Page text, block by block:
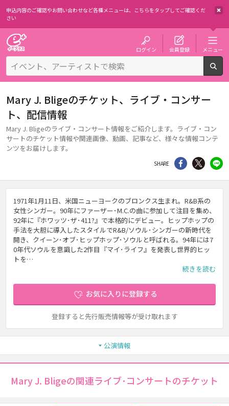
申込内容のご確認やお問い合わせなど各種メニューは、 こちらをタップしてご確認くだ
さい
ログイン 会員登録 メニュー
Mary J. Bligeのチケット、ライブ・コンサー
ト、配信情報
Mary J. Bligeのライブ・コンサート情報をご紹介します。ライブ・コン
サートのチケット情報や関連画像、動画、記事など、様々な情報コンテ
ンツをお届けします。
SHARE シェア Twitter
1971年1月11日、米国ニューヨークのブロンクス生まれ。R&B系の
女性シンガー。90年にファーザー･M.C.の曲に参加して注目を集め、
92年に『ホワッツ･ザ･411?』で本格的にデビュー。ヒップホップの
手法を大胆に導入したスタイルでR&B/ソウル･シンガーの新時代を
開き、クイーン･オブ･ヒップホップ･ソウルと呼ばれる。94年には7
0年代ソウルを意識した2作目『マイ･ライフ』を発表し世界的ヒッ
トを…
続きを読む
お気に入りに登録する
登録すると先行販売情報等が受け取れます
公演情報
Mary J. Bligeの関連ライブ･コンサートのチケット